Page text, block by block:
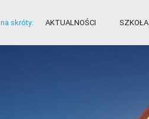
na skróty: AKTUALNOŚCI SZKOŁA